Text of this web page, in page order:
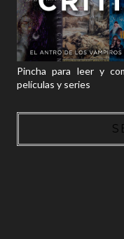
Pincha para leer y
películas y series